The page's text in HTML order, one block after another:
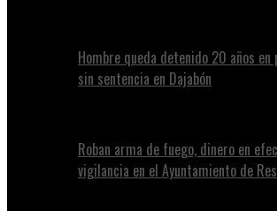
Hombre queda detenido 20 años
sin sentencia en Dajabón
Roban arma de fuego, dinero en
vigilancia en el Ayuntamiento de